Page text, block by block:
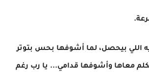
اللي بيحصل، لما أشوفها بحس بتوتر
معاها وأشوفها قدامي... يا رب رغم